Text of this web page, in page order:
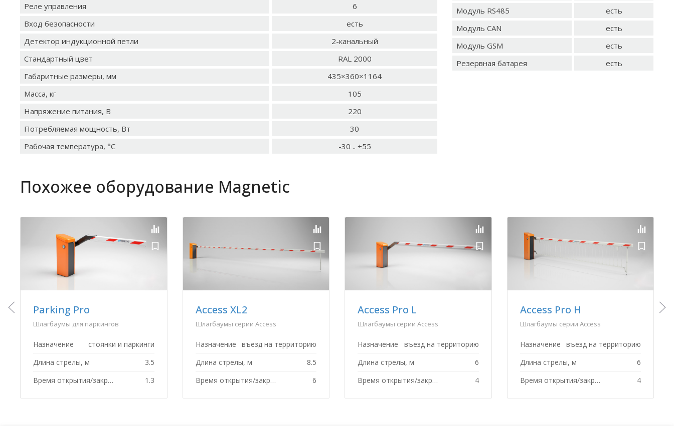
Реле управления
6
Вход безопасности
есть
Детектор индукционной петли
2-канальный
Стандартный цвет
RAL 2000
Габаритные размеры, мм
435×360×1164
Масса, кг
105
Напряжение питания, В
220
Потребляемая мощность, Вт
30
Рабочая температура, °C
-30 .. +55
Модуль RS485
есть
Модуль CAN
есть
Модуль GSM
есть
Резервная батарея
есть
Похожее оборудование Magnetic
Access Pro L
Шлагбаумы серии Access
Назначение
въезд на территорию
Длина стрелы, м
6
Время открытия/закрытия, с
4
Access Pro H
Шлагбаумы серии Access
Назначение
въезд на территорию
Длина стрелы, м
6
Время открытия/закрытия, с
4
Toll
Шлагбаумы для платных дорог
Назначение
платные дороги
Длина стрелы, м
3
Время открытия/закрытия, с
1.3
Toll Pro
Шлагбаумы для платных дорог
Назначение
платные дороги
Длина стрелы, м
3
Время открытия/закрытия, с
0.9